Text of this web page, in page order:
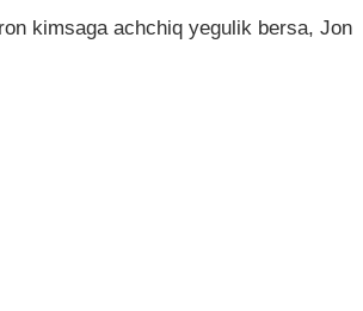
kimsaga achchiq yegulik bersa, Jon